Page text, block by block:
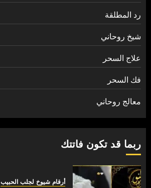
رد المطلقة
شيخ روحاني
علاج السحر
فك السحر
معالج روحاني
ربما قد تكون فاتتك
أرقام شيوخ لجلب الحبيب